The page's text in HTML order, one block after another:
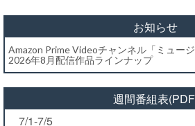
お知らせ
Amazon Prime Videoチャンネル「ミュージ
2026年8月配信作品ラインナップ
週間番組表
7/1-7/5